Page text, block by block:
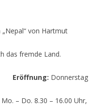
von Hartmut
das fremde Land.
Eröffnung: Donnerstag
– Do. 8.30 – 16.00 Uhr,